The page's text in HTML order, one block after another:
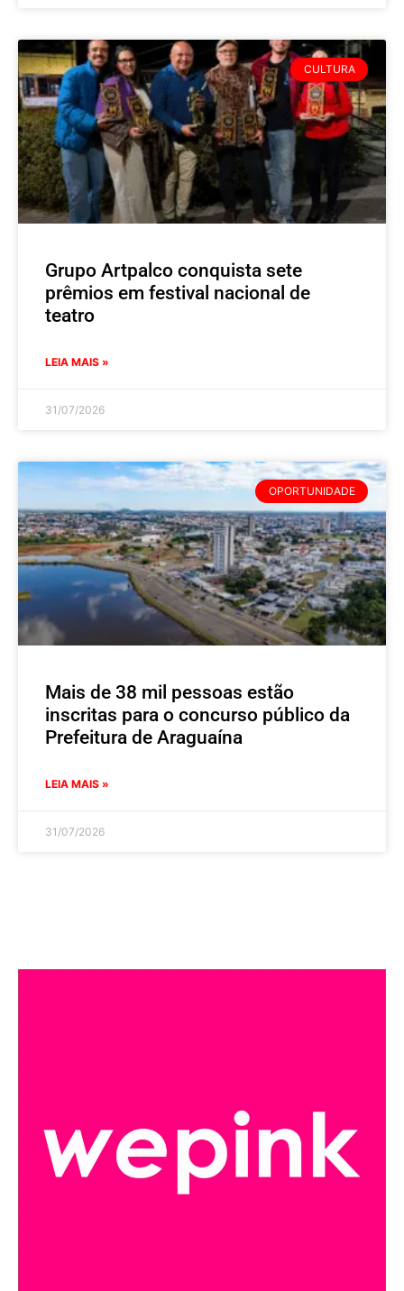
CULTURA
Grupo Artpalco conquista sete
prêmios em festival nacional de
teatro
LEIA MAIS »
31/07/2026
OPORTUNIDADE
Mais de 38 mil pessoas estão
inscritas para o concurso público da
Prefeitura de Araguaína
LEIA MAIS »
31/07/2026